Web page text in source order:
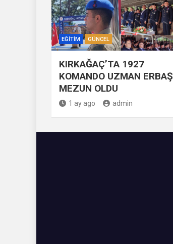
EĞITIM GÜNCEL
KIRKAĞAÇ’TA 1927
KOMANDO UZMAN ERBAŞ
MEZUN OLDU
1 ay ago admin